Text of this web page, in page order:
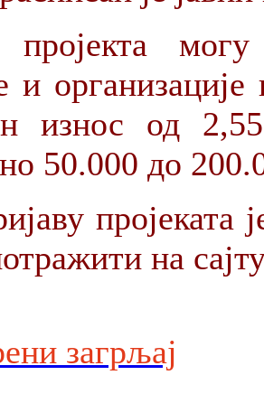
пројекта
и
износ од
50.000 до
пројеката
на
загрљај